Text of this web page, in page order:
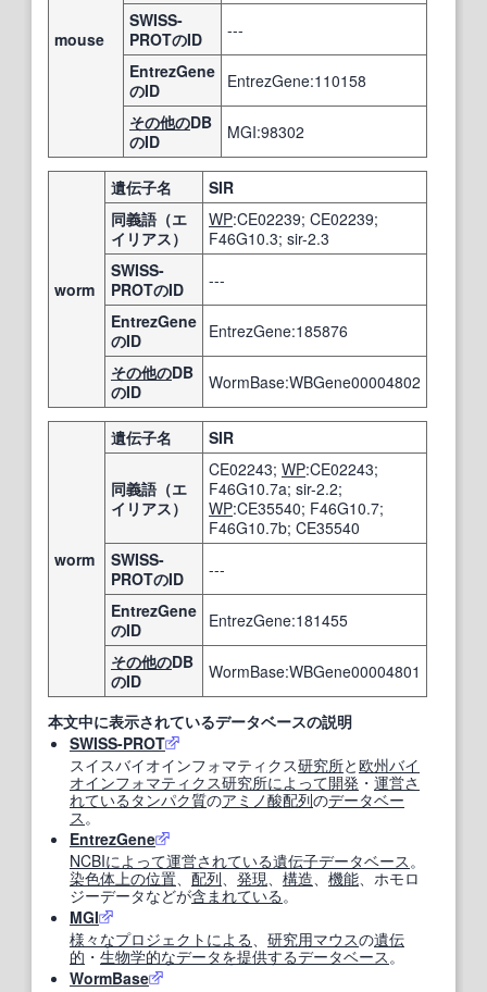
mouse
SWISS-
PROTのID
---
EntrezGene
のID
EntrezGene:110158
その他のDB
のID
MGI:98302
worm
遺伝子名
SIR
同義語（エ
イリアス）
WP:CE02239; CE02239;
F46G10.3; sir-2.3
SWISS-
PROTのID
---
EntrezGene
のID
EntrezGene:185876
その他のDB
のID
WormBase:WBGene00004802
worm
遺伝子名 SIR
同義語（エ
イリアス）
CE02243; WP:CE02243;
F46G10.7a; sir-2.2;
WP:CE35540; F46G10.7;
F46G10.7b; CE35540
SWISS-
PROTのID
---
EntrezGene
のID
EntrezGene:181455
その他のDB
のID
WormBase:WBGene00004801
本文中に表示されているデータベースの説明
SWISS-PROT
スイスバイオインフォマティクス研究所と欧州バイ
オインフォマティクス研究所によって開発 ・ 運営さ
れている タンパク質のアミノ酸配列のデータベー
ス 。
EntrezGene
NCBIによって運営されている遺伝子データベース 。
染色体 上の位置 配列 発現 構造 機能 、ホモロ
ジーデータなどが含まれている 。
MGI
様々なプロジェクト による 研究用マウスの遺伝
的 ・ 生物学的なデータを提供するデータベース 。
WormBase